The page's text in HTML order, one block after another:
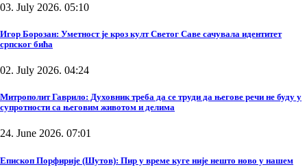
03. July 2026. 05:10
Игор Борозан: Уметност је кроз култ Светог Саве сачувала идентитет
српског бића
02. July 2026. 04:24
Митрополит Гаврило: Духовник треба да се труди да његове речи не буду у
супротности са његовим животом и делима
24. June 2026. 07:01
Епископ Порфирије (Шутов): Пир у време куге није нешто ново у нашем